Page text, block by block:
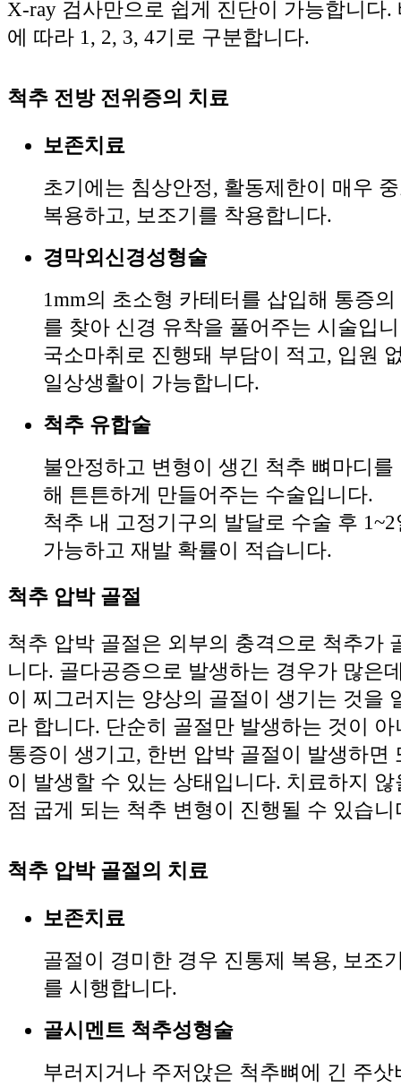
X-ray 검사만으로 쉽게 진단이 가능합니다.
에 따라 1, 2, 3, 4기로 구분합니다.
척추 전방 전위증의 치료
보존치료
초기에는 침상안정, 활동제한이 매우
복용하고, 보조기를 착용합니다.
경막외신경성형술
1mm의 초소형 카테터를 삽입해 통증
를 찾아 신경 유착을 풀어주는 시술입
국소마취로 진행돼 부담이 적고, 입원
일상생활이 가능합니다.
척추 유합술
불안정하고 변형이 생긴 척추 뼈마디
해 튼튼하게 만들어주는 수술입니다.
척추 내 고정기구의 발달로 수술 후
가능하고 재발 확률이 적습니다.
척추 압박 골절
척추 압박 골절은 외부의 충격으로 척추가
니다. 골다공증으로 발생하는 경우가 많은
이 찌그러지는 양상의 골절이 생기는 것을
라 합니다. 단순히 골절만 발생하는 것이
통증이 생기고, 한번 압박 골절이 발생하면
이 발생할 수 있는 상태입니다. 치료하지
점 굽게 되는 척추 변형이 진행될 수 있습니
척추 압박 골절의 치료
보존치료
골절이 경미한 경우 진통제 복용, 보조
를 시행합니다.
골시멘트 척추성형술
부러지거나 주저앉은 척추뼈에 긴 주